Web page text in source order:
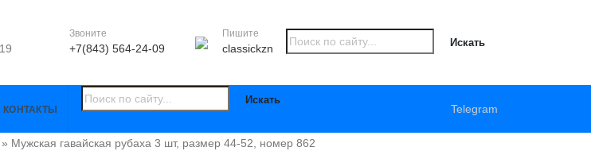
Звоните
+7(843) 564-24-09
Пишите
classickzn Искать
КОНТАКТЫ
Искать
Telegram
» Мужская гавайская рубаха 3 шт, размер 44-52, номер 862